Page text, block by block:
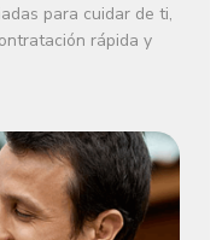
para cuidar de ti,
rápida y